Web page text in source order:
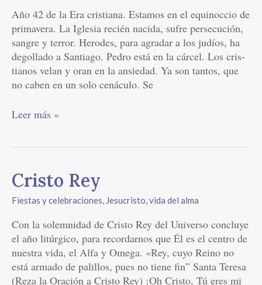
Año 42 de la Era cristiana. Estamos en el equinoccio de
primavera. La Iglesia recién nacida, sufre per­secución,
sangre y terror. Herodes, para agradar a los judíos, ha
degollado a Santiago. Pedro está en la cárcel. Los cris­
tianos velan y oran en la ansiedad. Ya son tantos, que
no caben en un solo cenáculo. Se
Leer más »
Cristo Rey
Fiestas y celebraciones Jesucristo, vida del alma
Con la solemnidad de Cristo Rey del Universo concluye
el año litúrgico, para recordarnos que Él es el centro de
nuestra vida, el Alfa y Omega. «Rey, cuyo Reino no
está armado de palillos, pues no tiene fin” Santa Teresa
(Reza la Oración a Cristo Rey) ¡Oh Cristo, Tú eres mi
Cristo
Rey